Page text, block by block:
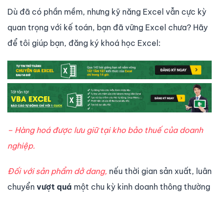
Dù đã có phần mềm, nhưng kỹ năng Excel vẫn cực kỳ
quan trọng với kế toán, bạn đã vững Excel chưa? Hãy
để tôi giúp bạn, đăng ký khoá học Excel:
– Hàng hoá được lưu giữ tại kho bảo thuế của doanh
nghiệp.
Đối với sản phẩm dở dang, nếu thời gian sản xuất, luân
chuyển vượt quá một chu kỳ kinh doanh thông thường